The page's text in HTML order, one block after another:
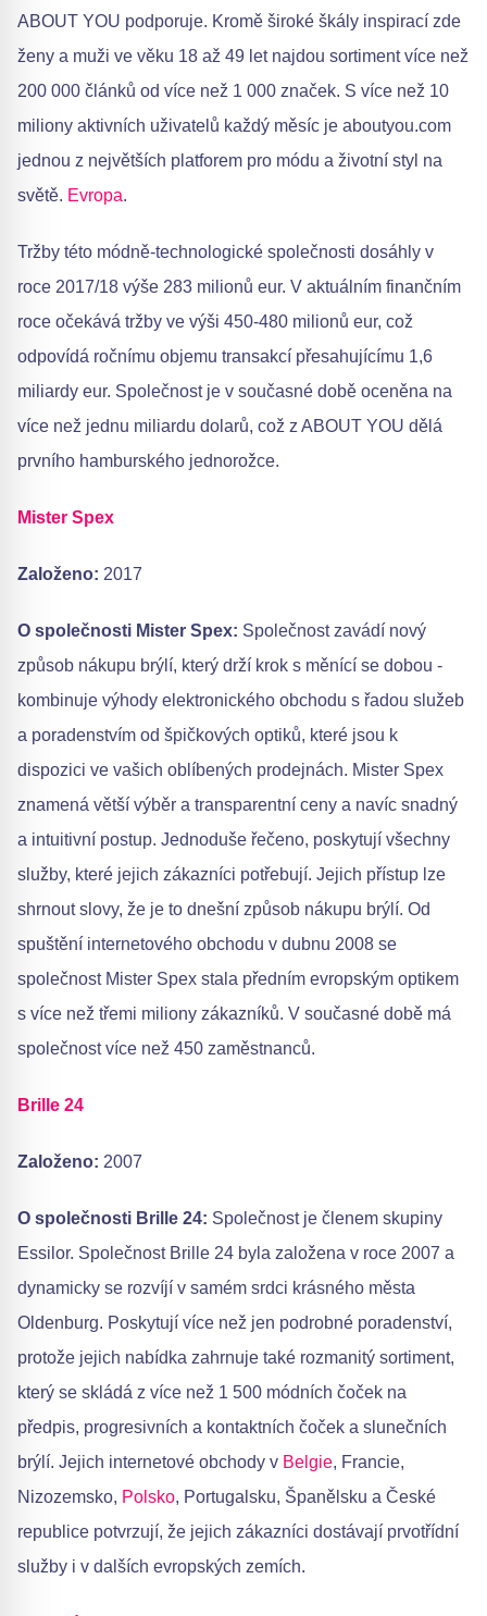
ABOUT YOU podporuje. Kromě široké škály inspirací zde
ženy a muži ve věku 18 až 49 let najdou sortiment více než
200 000 článků od více než 1 000 značek. S více než 10
miliony aktivních uživatelů každý měsíc je aboutyou.com
jednou z největších platforem pro módu a životní styl na
světě. Evropa.
Tržby této módně-technologické společnosti dosáhly v
roce 2017/18 výše 283 milionů eur. V aktuálním finančním
roce očekává tržby ve výši 450-480 milionů eur, což
odpovídá ročnímu objemu transakcí přesahujícímu 1,6
miliardy eur. Společnost je v současné době oceněna na
více než jednu miliardu dolarů, což z ABOUT YOU dělá
prvního hamburského jednorožce.
Mister Spex
Založeno: 2017
O společnosti Mister Spex: Společnost zavádí nový
způsob nákupu brýlí, který drží krok s měnící se dobou -
kombinuje výhody elektronického obchodu s řadou služeb
a poradenstvím od špičkových optiků, které jsou k
dispozici ve vašich oblíbených prodejnách. Mister Spex
znamená větší výběr a transparentní ceny a navíc snadný
a intuitivní postup. Jednoduše řečeno, poskytují všechny
služby, které jejich zákazníci potřebují. Jejich přístup lze
shrnout slovy, že je to dnešní způsob nákupu brýlí. Od
spuštění internetového obchodu v dubnu 2008 se
společnost Mister Spex stala předním evropským optikem
s více než třemi miliony zákazníků. V současné době má
společnost více než 450 zaměstnanců.
Brille 24
Založeno: 2007
O společnosti Brille 24: Společnost je členem skupiny
Essilor. Společnost Brille 24 byla založena v roce 2007 a
dynamicky se rozvíjí v samém srdci krásného města
Oldenburg. Poskytují více než jen podrobné poradenství,
protože jejich nabídka zahrnuje také rozmanitý sortiment,
který se skládá z více než 1 500 módních čoček na
předpis, progresivních a kontaktních čoček a slunečních
brýlí. Jejich internetové obchody v Belgie, Francie,
Nizozemsko, Polsko, Portugalsku, Španělsku a České
republice potvrzují, že jejich zákazníci dostávají prvotřídní
služby i v dalších evropských zemích.